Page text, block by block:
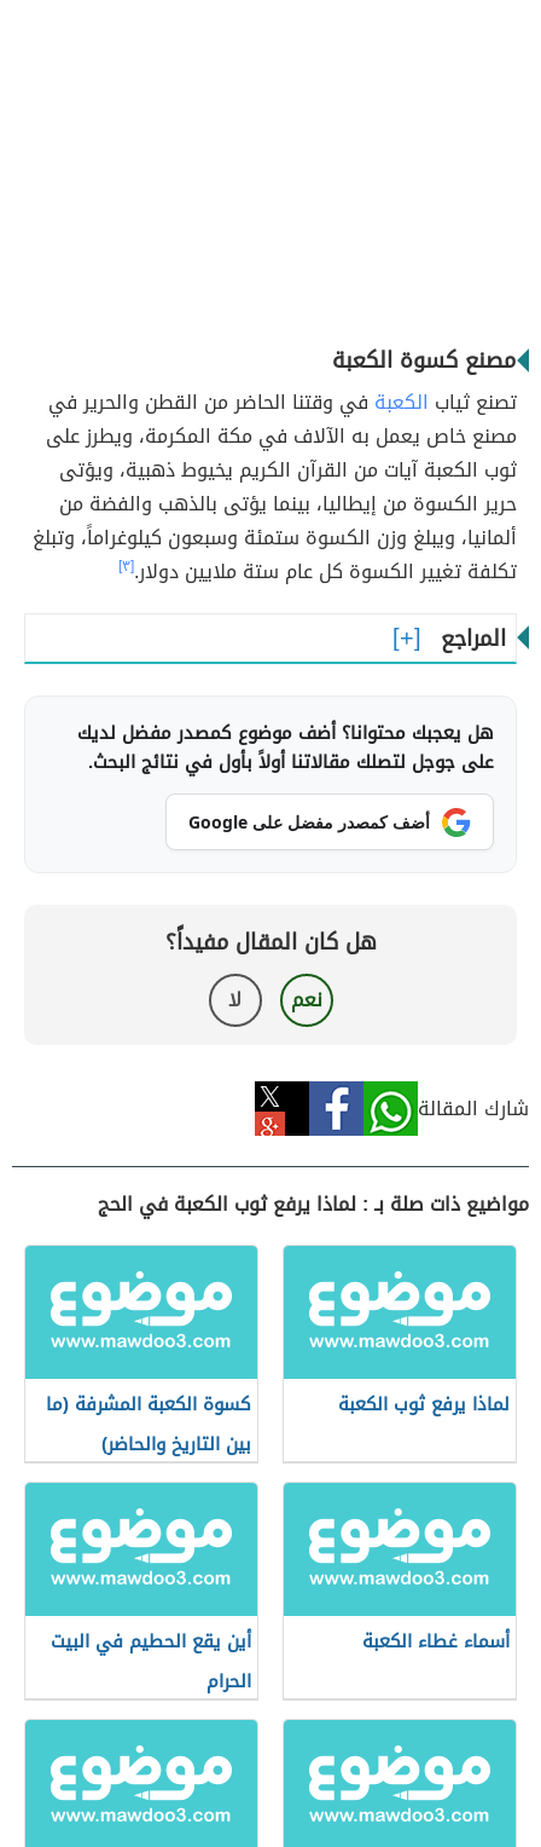
مصنع كسوة الكعبة
تصنع ثياب الكعبة في وقتنا الحاضر من القطن والحرير في
مصنع خاص يعمل به الآلاف في مكة المكرمة، ويطرز على
ثوب الكعبة آيات من القرآن الكريم يخيوط ذهبية، ويؤتى
حرير الكسوة من إيطاليا، بينما يؤتى بالذهب والفضة من
ألمانيا، ويبلغ وزن الكسوة ستمئة وسبعون كيلوغراماً، وتبلغ
تكلفة تغيير الكسوة كل عام ستة ملايين دولار.[٣]
المراجع
هل يعجبك محتوانا؟ أضف موضوع كمصدر مفضل لديك
على جوجل لتصلك مقالاتنا أولاً بأول في نتائج البحث.
أضف كمصدر مفضل على Google
هل كان المقال مفيداً؟
نعم لا
شارك المقالة
مواضيع ذات صلة بـ : لماذا يرفع ثوب الكعبة في الحج
لماذا يرفع ثوب الكعبة
كسوة الكعبة المشرفة (ما
بين التاريخ والحاضر)
أسماء غطاء الكعبة
أين يقع الحطيم في البيت
الحرام